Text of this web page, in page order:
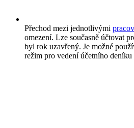
Přechod mezi jednotlivými
omezení. Lze současně účtovat
byl rok uzavřený. Je možné
režim pro vedení účetního deníku